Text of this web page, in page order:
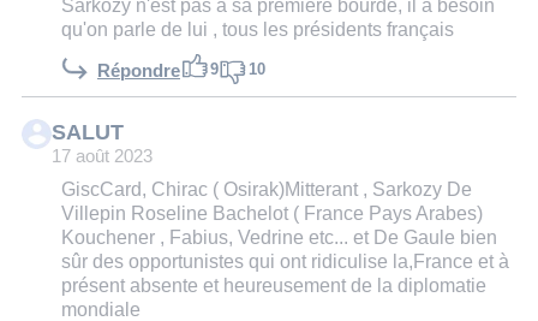
Sarkozy n'est pas à sa première bourde, il a besoin
qu'on parle de lui , tous les présidents français
Répondre 9 10
SALUT
17 août 2023
GiscCard, Chirac ( Osirak)Mitterant , Sarkozy De
Villepin Roseline Bachelot ( France Pays Arabes)
Kouchener , Fabius, Vedrine etc... et De Gaule bien
sûr des opportunistes qui ont ridiculise la,France et à
présent absente et heureusement de la diplomatie
mondiale